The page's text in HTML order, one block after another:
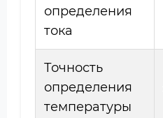
определения
тока
Точность
определения
температуры